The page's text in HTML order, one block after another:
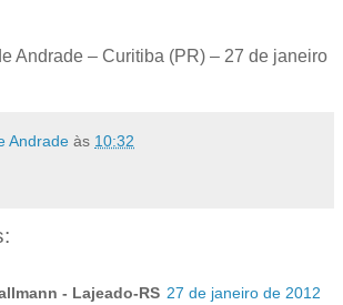
Andrade – Curitiba (PR) – 27 de janeiro
Andrade às 10:32
- Lajeado-RS 27 de janeiro de 2012